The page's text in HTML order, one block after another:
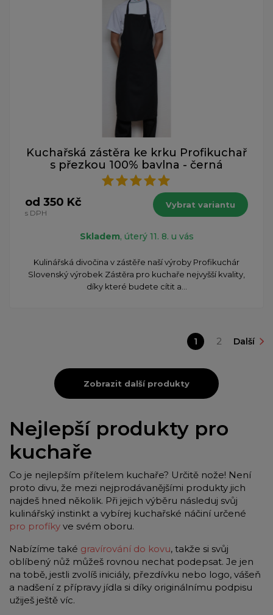
Kuchařská zástěra ke krku Profikuchař
s přezkou 100% bavlna - černá
od 350 Kč
s DPH
Vybrat variantu
Skladem, úterý 11. 8. u vás
Kulinářská divočina v zástěře naší výroby Profikuchár
Slovenský výrobek Zástěra pro kuchaře nejvyšší kvality,
díky které budete cítit a...
1 2 Další
Zobrazit další produkty
Nejlepší produkty pro
kuchaře
Co je nejlepším přítelem kuchaře? Určitě nože! Není
proto divu, že mezi nejprodávanějšími produkty jich
najdeš hned několik. Při jejich výběru následuj svůj
kulinářský instinkt a vybírej kuchařské náčiní určené
pro profíky ve svém oboru.
Nabízíme také gravírování do kovu, takže si svůj
oblíbený nůž můžeš rovnou nechat podepsat. Je jen
na tobě, jestli zvolíš iniciály, přezdívku nebo logo, vášeň
a nadšení z přípravy jídla si díky originálnímu podpisu
užiješ ještě víc.